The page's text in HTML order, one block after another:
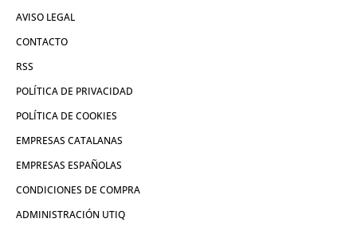
AVISO LEGAL
CONTACTO
RSS
POLÍTICA DE PRIVACIDAD
POLÍTICA DE COOKIES
EMPRESAS CATALANAS
EMPRESAS ESPAÑOLAS
CONDICIONES DE COMPRA
ADMINISTRACIÓN UTIQ